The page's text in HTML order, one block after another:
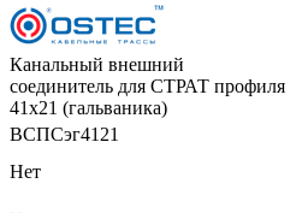
Канальный внешний
соединитель для СТРАТ профиля
41х21 (гальваника)
ВСПСэг4121
Нет